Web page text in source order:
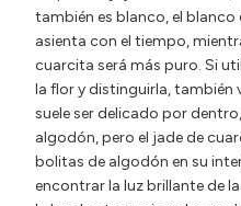
también es blanco, el blanco
asienta con el tiempo,
cuarcita será más puro. Si
la flor y distinguirla, también
suele ser delicado por
algodón, pero el jade de
bolitas de algodón en su
encontrar la luz brillante de